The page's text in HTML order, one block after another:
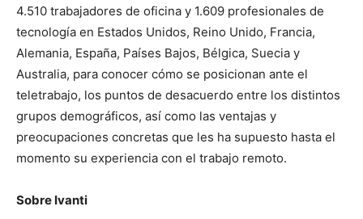
4.510 trabajadores de oficina y 1.609 profesionales de
tecnología en Estados Unidos, Reino Unido, Francia,
Alemania, España, Países Bajos, Bélgica, Suecia y
Australia, para conocer cómo se posicionan ante el
teletrabajo, los puntos de desacuerdo entre los distintos
grupos demográficos, así como las ventajas y
preocupaciones concretas que les ha supuesto hasta el
momento su experiencia con el trabajo remoto.
Sobre Ivanti